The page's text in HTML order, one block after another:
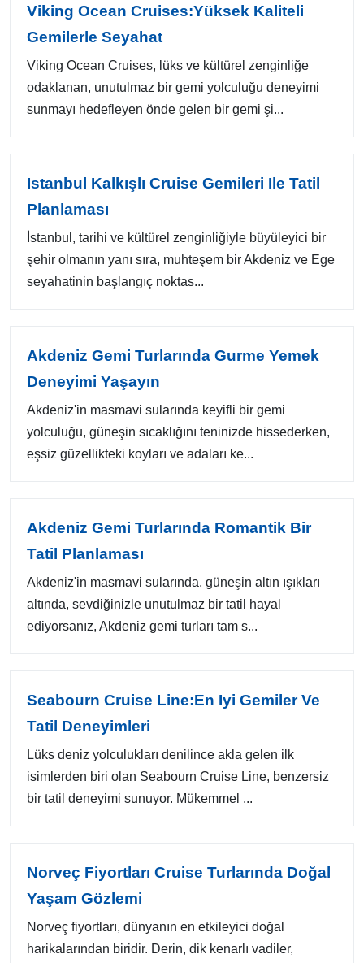
Viking Ocean Cruises:Yüksek Kaliteli
Gemilerle Seyahat
Viking Ocean Cruises, lüks ve kültürel zenginliğe
odaklanan, unutulmaz bir gemi yolculuğu deneyimi
sunmayı hedefleyen önde gelen bir gemi şi...
Istanbul Kalkışlı Cruise Gemileri Ile Tatil
Planlaması
İstanbul, tarihi ve kültürel zenginliğiyle büyüleyici bir
şehir olmanın yanı sıra, muhteşem bir Akdeniz ve Ege
seyahatinin başlangıç noktas...
Akdeniz Gemi Turlarında Gurme Yemek
Deneyimi Yaşayın
Akdeniz'in masmavi sularında keyifli bir gemi
yolculuğu, güneşin sıcaklığını teninizde hissederken,
eşsiz güzellikteki koyları ve adaları ke...
Akdeniz Gemi Turlarında Romantik Bir
Tatil Planlaması
Akdeniz'in masmavi sularında, güneşin altın ışıkları
altında, sevdiğinizle unutulmaz bir tatil hayal
ediyorsanız, Akdeniz gemi turları tam s...
Seabourn Cruise Line:En Iyi Gemiler Ve
Tatil Deneyimleri
Lüks deniz yolculukları denilince akla gelen ilk
isimlerden biri olan Seabourn Cruise Line, benzersiz
bir tatil deneyimi sunuyor. Mükemmel ...
Norveç Fiyortları Cruise Turlarında Doğal
Yaşam Gözlemi
Norveç fiyortları, dünyanın en etkileyici doğal
harikalarından biridir. Derin, dik kenarlı vadiler,